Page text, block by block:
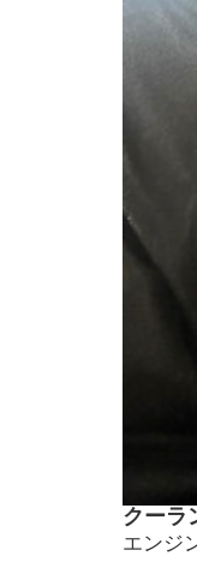
クーラ
エンジ